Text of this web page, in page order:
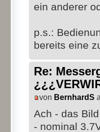
ein anderer
p.s.:
bereits eine
Re:
von BernhardS
Ach - das
- nominal